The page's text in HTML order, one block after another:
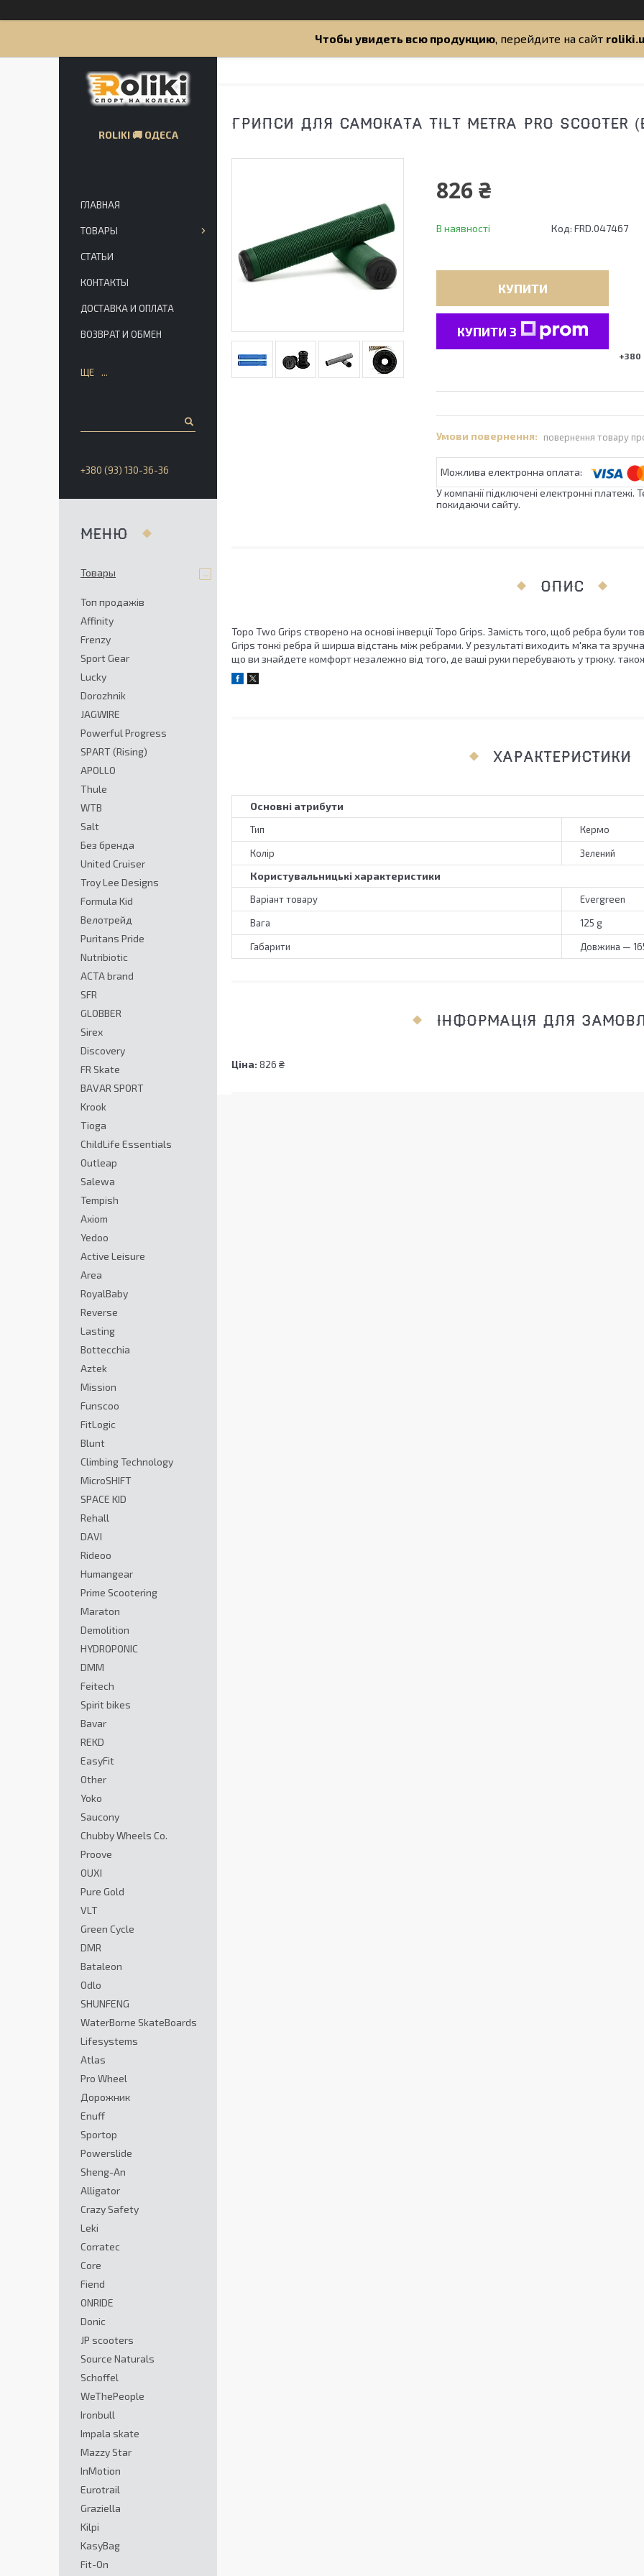
Чтобы увидеть всю продукцию, перейдите на сайт
ГРИПСИ ДЛЯ САМОКАТА TILT METRA PRO SCOOTER
826 ₴
В наявності Код: FRD.047467
КУПИТИ
КУПИТИ З
+380
повернення товару
У компанії підключені електронні
покидаючи сайту.
ОПИС
Topo Two Grips створено на основі інверції Topo Grips. Замість того, щоб ребра були
Grips тонкі ребра й ширша відстань між ребрами. У результаті виходить м'яка та
що ви знайдете комфорт незалежно від того, де ваші руки перебувають у трюку.
ХАРАКТЕРИСТИКИ
Основні атрибути
Тип Кермо
Колір Зелений
Користувальницькі характеристики
Варіант товару Evergreen
Вага 125 g
Габарити Довжина —
ІНФОРМАЦІЯ ДЛЯ
Ціна: 826 ₴
ROLIKI 🚚 ОДЕСА
ГЛАВНАЯ
ТОВАРЫ
СТАТЬИ
КОНТАКТЫ
ДОСТАВКА И ОПЛАТА
ВОЗВРАТ И ОБМЕН
ЩЕ
+380 (93) 130-36-36
Товары
Топ продажів
Affinity
Frenzy
Sport Gear
Lucky
Dorozhnik
JAGWIRE
Powerful Progress
SPART (Rising)
APOLLO
Thule
WTB
Salt
Без бренда
United Cruiser
Troy Lee Designs
Formula Kid
Велотрейд
Puritans Pride
Nutribiotic
ACTA brand
SFR
GLOBBER
Sirex
Discovery
FR Skate
BAVAR SPORT
Krook
Tioga
ChildLife Essentials
Outleap
Salewa
Tempish
Axiom
Yedoo
Active Leisure
Area
RoyalBaby
Reverse
Lasting
Bottecchia
Aztek
Mission
Funscoo
FitLogic
Blunt
Climbing Technology
MicroSHIFT
SPACE KID
Rehall
DAVI
Rideoo
Humangear
Prime Scootering
Maraton
Demolition
HYDROPONIC
DMM
Feitech
Spirit bikes
Bavar
REKD
EasyFit
Other
Yoko
Saucony
Chubby Wheels Co.
Proove
OUXI
Pure Gold
VLT
Green Cycle
DMR
Bataleon
Odlo
SHUNFENG
WaterBorne SkateBoards
Lifesystems
Atlas
Pro Wheel
Дорожник
Enuff
Sportop
Powerslide
Sheng-An
Alligator
Crazy Safety
Leki
Corratec
Core
Fiend
ONRIDE
Donic
JP scooters
Source Naturals
Schoffel
WeThePeople
Ironbull
Impala skate
Mazzy Star
InMotion
Eurotrail
Graziella
Kilpi
KasyBag
Fit-On